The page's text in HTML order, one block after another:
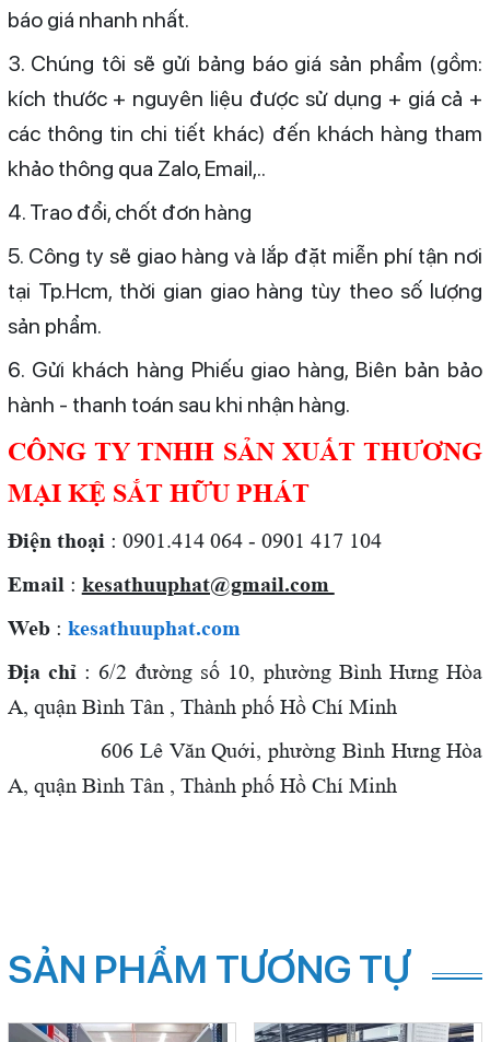
báo giá nhanh nhất.
3. Chúng tôi sẽ gửi bảng báo giá sản phẩm (gồm:
kích thước + nguyên liệu được sử dụng + giá cả +
các thông tin chi tiết khác) đến khách hàng tham
khảo thông qua Zalo, Email,..
4. Trao đổi, chốt đơn hàng
5. Công ty sẽ giao hàng và lắp đặt miễn phí tận nơi
tại Tp.Hcm, thời gian giao hàng tùy theo số lượng
sản phẩm.
6. Gửi khách hàng Phiếu giao hàng, Biên bản bảo
hành - thanh toán sau khi nhận hàng.
CÔNG TY TNHH SẢN XUẤT THƯƠNG
MẠI KỆ SẮT HỮU PHÁT
Điện thoại : 0901.414 064 - 0901 417 104
Email : kesathuuphat@gmail.com
Web : kesathuuphat.com
Địa chỉ : 6/2 đường số 10, phường Bình Hưng Hòa
A, quận Bình Tân , Thành phố Hồ Chí Minh
606 Lê Văn Quới, phường Bình Hưng Hòa
A, quận Bình Tân , Thành phố Hồ Chí Minh
SẢN PHẨM TƯƠNG TỰ